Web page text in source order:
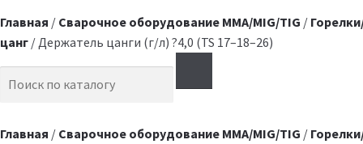
Главная / Сварочное оборудование MMA/MIG/TIG /
цанг / Держатель цанги (г/л) ?4,0 (TS 17–18–26)
Search for:
Главная / Сварочное оборудование MMA/MIG/TIG /